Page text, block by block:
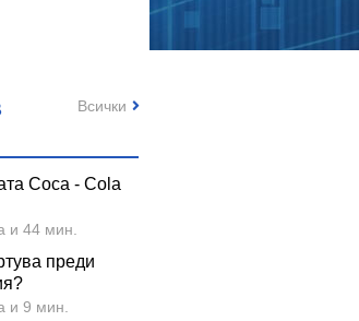
Coca - Cola
и 44 мин.
преди
и 9 мин.
Всички